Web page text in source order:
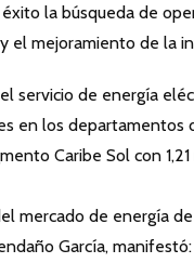
la búsqueda de
el mejoramiento de la
servicio de energía
en los departamentos
Caribe Sol con
mercado de energía
García,